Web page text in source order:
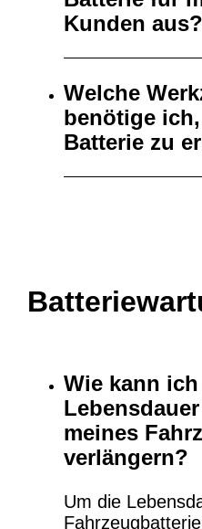
Kunden aus?
Welche
benötige
Batterie zu
Wie kann
meines
verlängern?
Um die